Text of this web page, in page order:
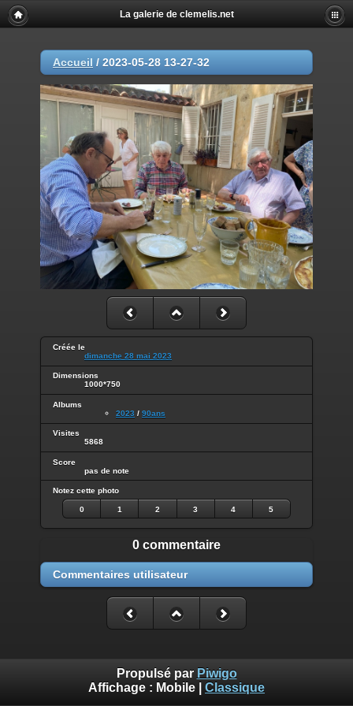
La galerie de clemelis.net
Accueil / 2023-05-28 13-27-32
Créée le
dimanche 28 mai 2023
Dimensions
1000*750
Albums
2023 / 90ans
Visites
5868
Score
pas de note
Notez cette photo
0 1 2 3 4 5
0 commentaire
Commentaires utilisateur
Propulsé par Piwigo
Affichage : Mobile Classique